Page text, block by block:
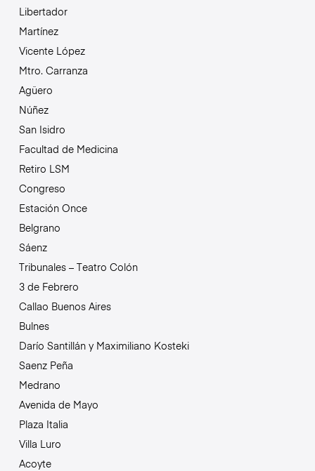
Libertador
Martínez
Vicente López
Mtro. Carranza
Agüero
Núñez
San Isidro
Facultad de Medicina
Retiro LSM
Congreso
Estación Once
Belgrano
Sáenz
Tribunales – Teatro Colón
3 de Febrero
Callao Buenos Aires
Bulnes
Darío Santillán y Maximiliano Kosteki
Saenz Peña
Medrano
Avenida de Mayo
Plaza Italia
Villa Luro
Acoyte